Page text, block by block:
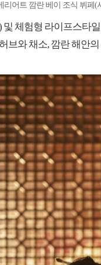
리어트 깜란 베이 조식 뷔페(
및 체험형 라이프스타
브와 채소, 깜란 해안